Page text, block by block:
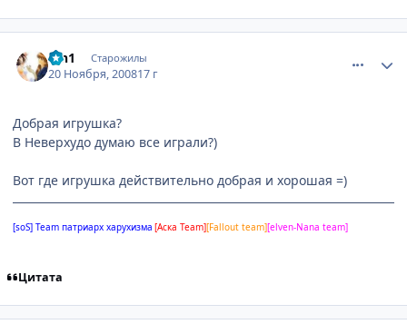
ion1 Старожилы
20 Ноября, 200817 г
Добрая игрушка?
В Неверхудо думаю все играли?)
Вот где игрушка действительно добрая и хорошая =)
[soS] Team патриарх харухизма [Аска Team][Fallout team][elven-Nana team]
Цитата